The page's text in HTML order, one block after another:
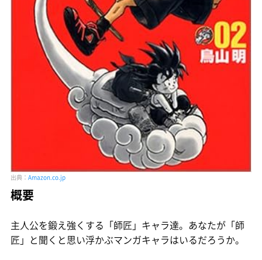
出典： Amazon.co.jp
概要
主人公を鍛え強くする「師匠」キャラ達。あなたが「師
匠」と聞くと思い浮かぶマンガキャラはいるだろうか。